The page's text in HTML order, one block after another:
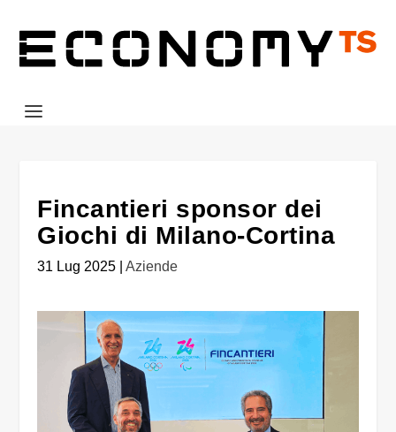
Fincantieri sponsor dei
Giochi di Milano-Cortina
31 Lug 2025 |Aziende